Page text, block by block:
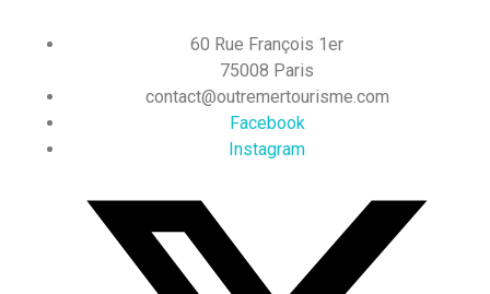
60 Rue François 1er
75008 Paris
contact@outremertourisme.com
Facebook
Instagram